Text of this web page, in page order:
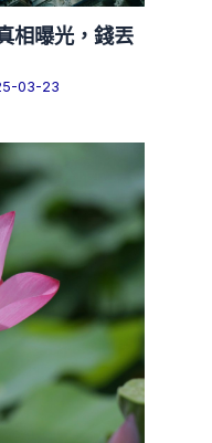
相曝光，錢丟
03-23